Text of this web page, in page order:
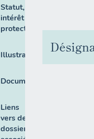
Statut,
intérêt et
protection
Illustrations
Documentation
Liens
vers des
dossiers